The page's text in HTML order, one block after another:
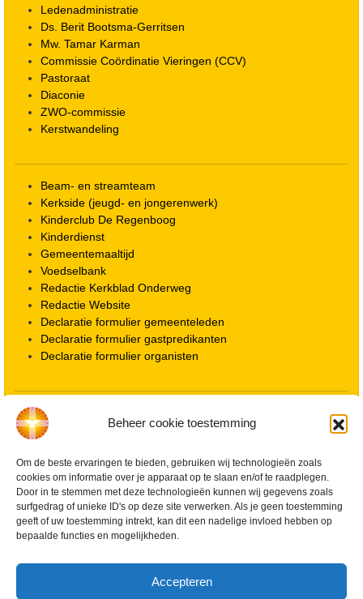
Beheer cookie toestemming
Om de beste ervaringen te bieden, gebruiken wij technologieën zoals
cookies om informatie over je apparaat op te slaan en/of te raadplegen.
Door in te stemmen met deze technologieën kunnen wij gegevens zoals
surfgedrag of unieke ID's op deze site verwerken. Als je geen toestemming
geeft of uw toestemming intrekt, kan dit een nadelige invloed hebben op
bepaalde functies en mogelijkheden.
Accepteren
Ledenadministratie
Ds. Berit Bootsma-Gerritsen
Mw. Tamar Karman
Commissie Coördinatie Vieringen (CCV)
Pastoraat
Diaconie
ZWO-commissie
Kerstwandeling
Beam- en streamteam
Kerkside (jeugd- en jongerenwerk)
Kinderclub De Regenboog
Kinderdienst
Gemeentemaaltijd
Voedselbank
Redactie Kerkblad Onderweg
Redactie Website
Declaratie formulier gemeenteleden
Declaratie formulier gastpredikanten
Declaratie formulier organisten
Locatie kerk
ANBI informatie PGWD
Vrienden van de Grote Kerk
Info Kerkelijke gebouwen / koster
Redactiestatuut voor kerkblad en website
Beleid Veilige Kerk en gedragscode
Privacy
Cookiebeleid (EU)